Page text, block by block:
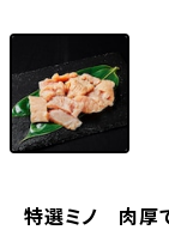
特選ミノ 肉厚